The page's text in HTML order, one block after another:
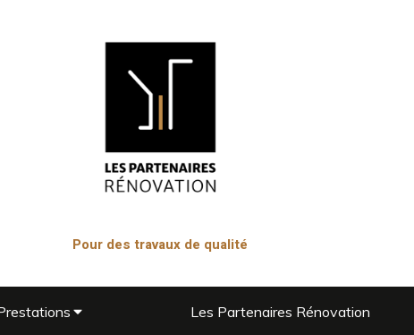
Pour des travaux de qualité
Les Partenaires Rénovation